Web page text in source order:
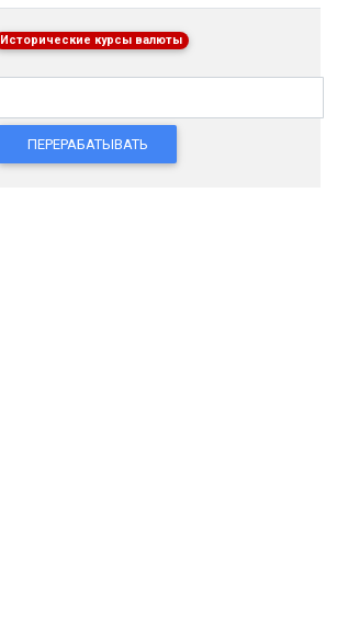
Исторические курсы валюты
ПЕРЕРАБАТЫВАТЬ